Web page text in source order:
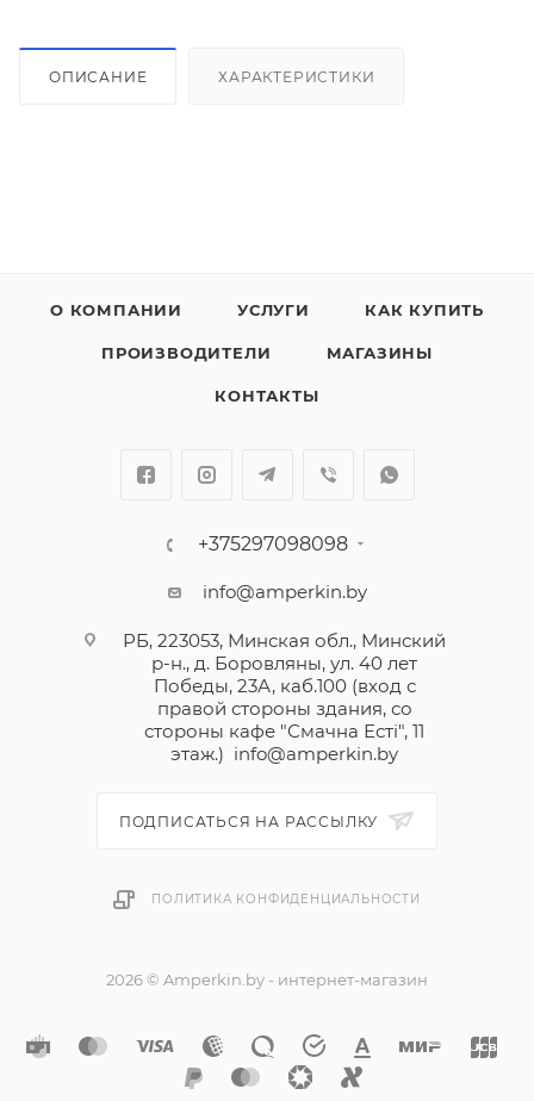
ОПИСАНИЕ ХАРАКТЕРИСТИКИ
О КОМПАНИИ УСЛУГИ КАК КУПИТЬ
ПРОИЗВОДИТЕЛИ МАГАЗИНЫ
КОНТАКТЫ
+375297098098
info@amperkin.by
РБ, 223053, Минская обл., Минский
р-н., д. Боровляны, ул. 40 лет
Победы, 23А, каб.100 (вход с
правой стороны здания, со
стороны кафе "Смачна Естi", 11
этаж.) info@amperkin.by
ПОДПИСАТЬСЯ НА РАССЫЛКУ
ПОЛИТИКА КОНФИДЕНЦИАЛЬНОСТИ
2026 © Amperkin.by - интернет-магазин